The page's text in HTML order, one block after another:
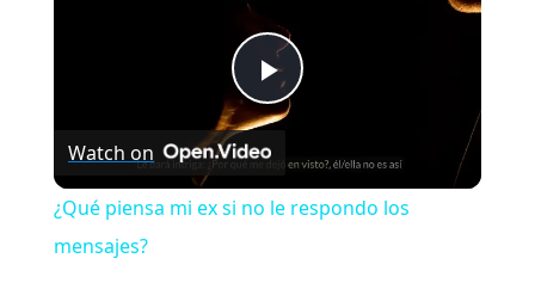
Play
Video
Watch on
¿Qué piensa mi ex si no le respondo los
mensajes?